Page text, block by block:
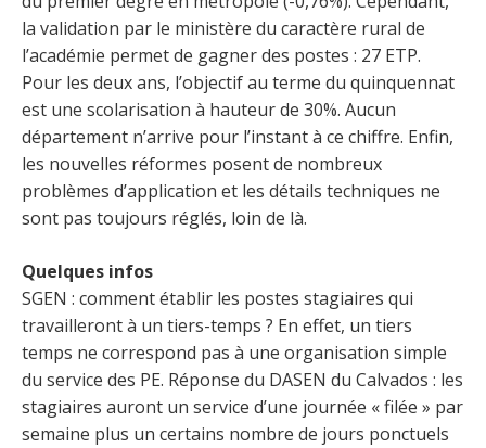
la validation par le ministère du caractère rural de
l’académie permet de gagner des postes : 27 ETP.
Pour les deux ans, l’objectif au terme du quinquennat
est une scolarisation à hauteur de 30%. Aucun
département n’arrive pour l’instant à ce chiffre. Enfin,
les nouvelles réformes posent de nombreux
problèmes d’application et les détails techniques ne
sont pas toujours réglés, loin de là.
Quelques infos
SGEN : comment établir les postes stagiaires qui
travailleront à un tiers-temps ? En effet, un tiers
temps ne correspond pas à une organisation simple
du service des PE. Réponse du DASEN du Calvados : les
stagiaires auront un service d’une journée « filée » par
semaine plus un certains nombre de jours ponctuels